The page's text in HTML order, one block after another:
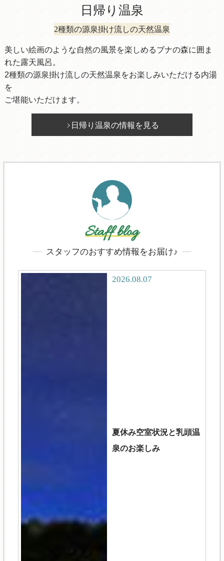
日帰り温泉
2種類の源泉掛け流しの天然温泉
美しい絵画のような自然の風景を楽しめるブナの森に囲ま
れた露天風呂。
2種類の源泉掛け流しの天然温泉をお楽しみいただける内湯
を
ご堪能いただけます。
日帰り温泉の情報を見る
Staff blog
スタッフのおすすめ情報をお届け♪
2026.08.07
夏休み空室状況と乳頭温
泉のお楽しみ